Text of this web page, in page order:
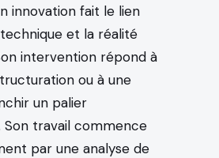
innovation fait le lien
et la réalité
intervention répond à
ou à une
un palier
Son travail commence
par une analyse de